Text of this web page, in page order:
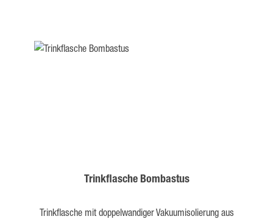
Trinkflasche Bombastus
Trinkflasche mit doppelwandiger Vakuumisolierung aus